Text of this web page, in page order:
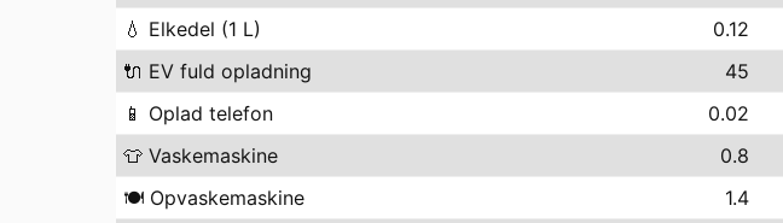
💧 Elkedel (1 L) 0.12
🔌 EV fuld opladning 45
📱 Oplad telefon 0.02
👕 Vaskemaskine 0.8
🍽️ Opvaskemaskine 1.4